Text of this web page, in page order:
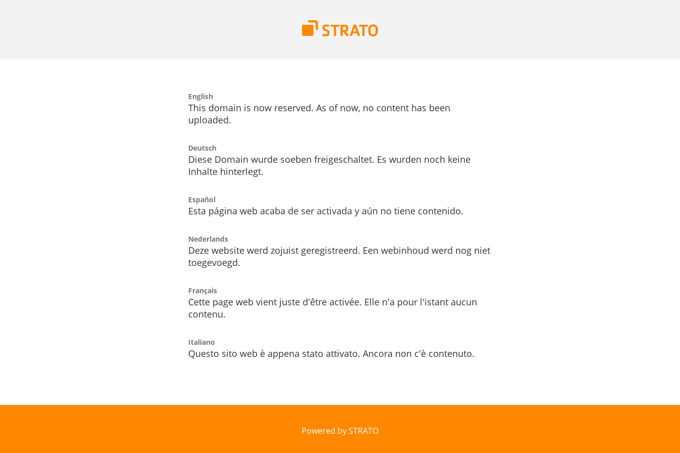
English
This domain is now reserved. As of now, no content has been
uploaded.
Deutsch
Diese Domain wurde soeben freigeschaltet. Es wurden noch keine
Inhalte hinterlegt.
Español
Esta página web acaba de ser activada y aún no tiene contenido.
Nederlands
Deze website werd zojuist geregistreerd. Een webinhoud werd nog niet
toegevoegd.
Français
Cette page web vient juste d'être activée. Elle n'a pour l'istant aucun
contenu.
Italiano
Questo sito web è appena stato attivato. Ancora non c'è contenuto.
Powered by STRATO